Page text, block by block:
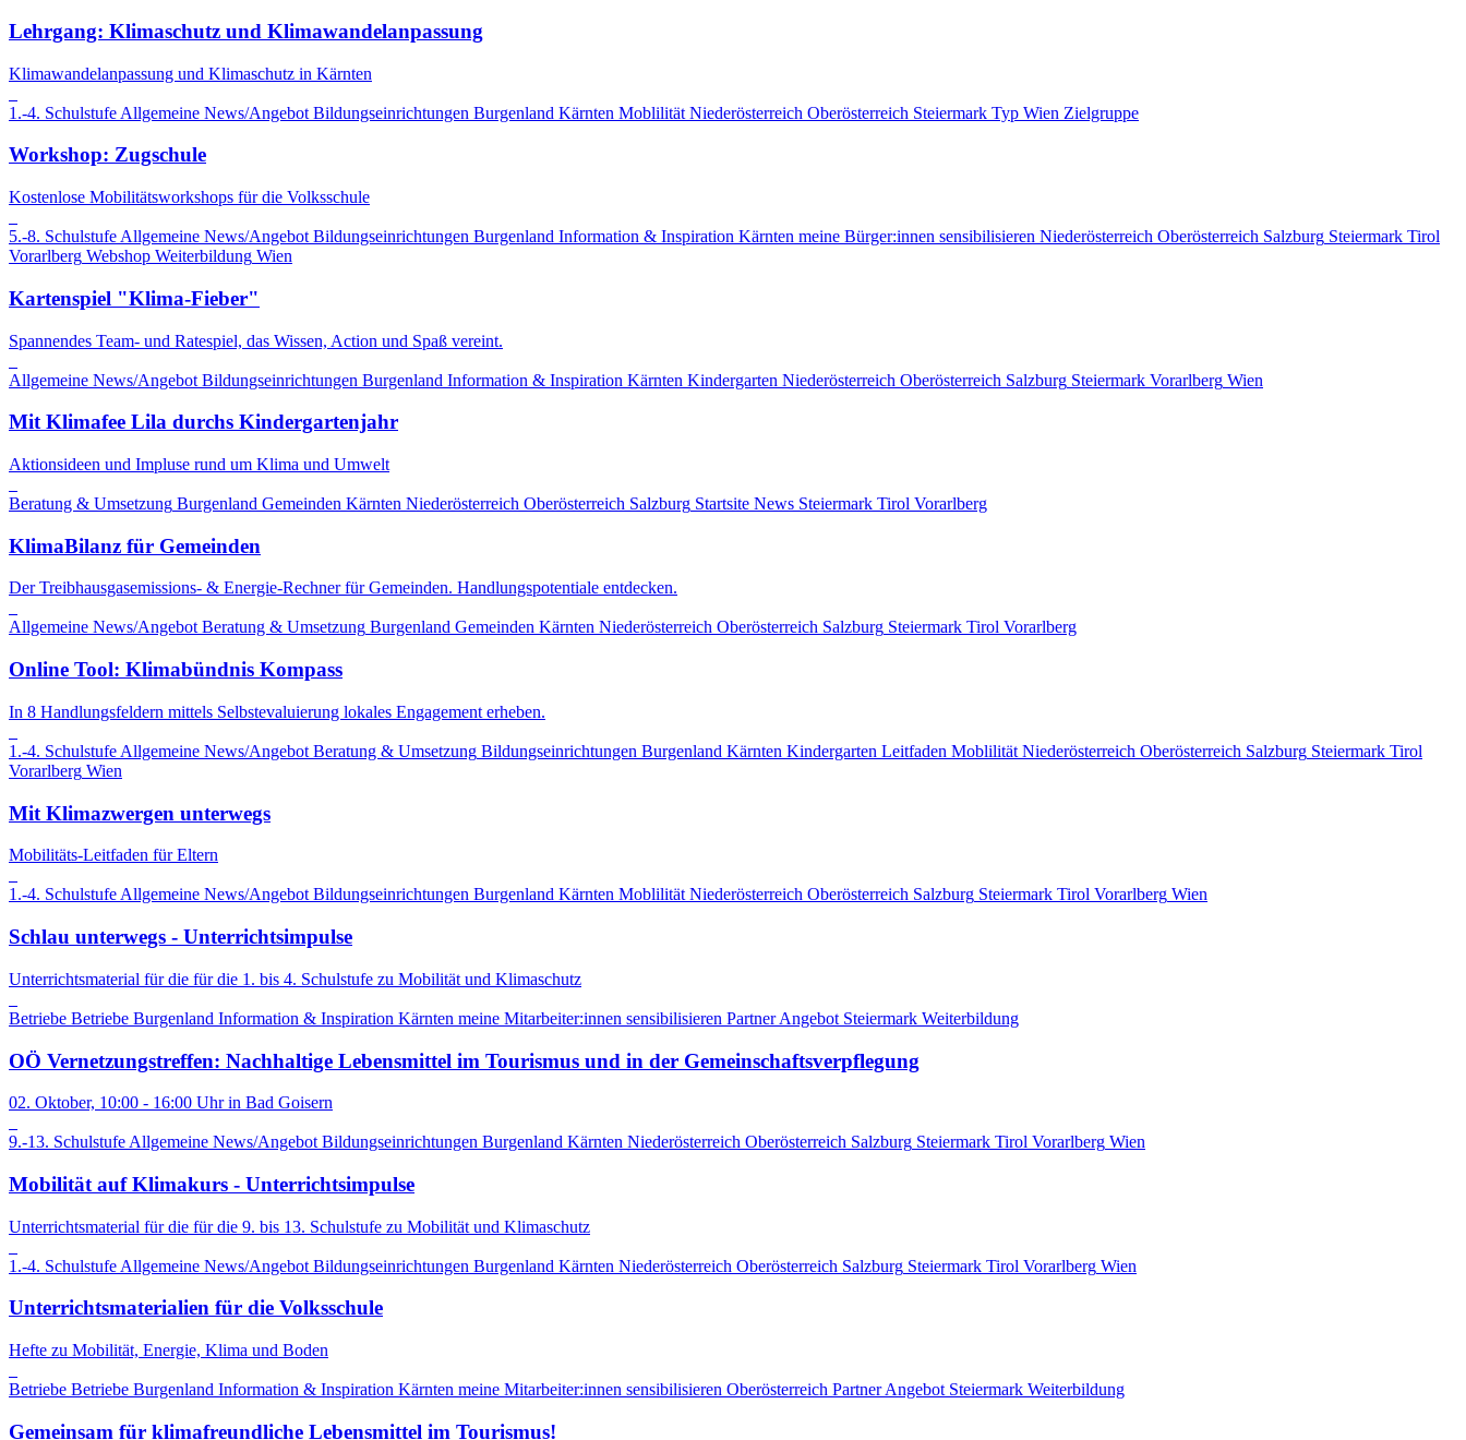
Lehrgang: Klimaschutz und Klimawandelanpassung
Klimawandelanpassung und Klimaschutz in Kärnten
1.-4. Schulstufe Allgemeine News/Angebot Bildungseinrichtungen Burgenland Kärnten Moblilität Niederösterreich Oberösterreich Steiermark Typ Wien Zielgruppe
Workshop: Zugschule
Kostenlose Mobilitätsworkshops für die Volksschule
5.-8. Schulstufe Allgemeine News/Angebot Bildungseinrichtungen Burgenland Information & Inspiration Kärnten meine Bürger:innen sensibilisieren Niederösterreich Oberösterreich Salzburg Steiermark Tirol
Vorarlberg Webshop Weiterbildung Wien
Kartenspiel "Klima-Fieber"
Spannendes Team- und Ratespiel, das Wissen, Action und Spaß vereint.
Allgemeine News/Angebot Bildungseinrichtungen Burgenland Information & Inspiration Kärnten Kindergarten Niederösterreich Oberösterreich Salzburg Steiermark Vorarlberg Wien
Mit Klimafee Lila durchs Kindergartenjahr
Aktionsideen und Impluse rund um Klima und Umwelt
Beratung & Umsetzung Burgenland Gemeinden Kärnten Niederösterreich Oberösterreich Salzburg Startsite News Steiermark Tirol Vorarlberg
KlimaBilanz für Gemeinden
Der Treibhausgasemissions- & Energie-Rechner für Gemeinden. Handlungspotentiale entdecken.
Allgemeine News/Angebot Beratung & Umsetzung Burgenland Gemeinden Kärnten Niederösterreich Oberösterreich Salzburg Steiermark Tirol Vorarlberg
Online Tool: Klimabündnis Kompass
In 8 Handlungsfeldern mittels Selbstevaluierung lokales Engagement erheben.
1.-4. Schulstufe Allgemeine News/Angebot Beratung & Umsetzung Bildungseinrichtungen Burgenland Kärnten Kindergarten Leitfaden Moblilität Niederösterreich Oberösterreich Salzburg Steiermark Tirol
Vorarlberg Wien
Mit Klimazwergen unterwegs
Mobilitäts-Leitfaden für Eltern
1.-4. Schulstufe Allgemeine News/Angebot Bildungseinrichtungen Burgenland Kärnten Moblilität Niederösterreich Oberösterreich Salzburg Steiermark Tirol Vorarlberg Wien
Schlau unterwegs - Unterrichtsimpulse
Unterrichtsmaterial für die für die 1. bis 4. Schulstufe zu Mobilität und Klimaschutz
Betriebe Betriebe Burgenland Information & Inspiration Kärnten meine Mitarbeiter:innen sensibilisieren Partner Angebot Steiermark Weiterbildung
OÖ Vernetzungstreffen: Nachhaltige Lebensmittel im Tourismus und in der Gemeinschaftsverpflegung
02. Oktober, 10:00 - 16:00 Uhr in Bad Goisern
9.-13. Schulstufe Allgemeine News/Angebot Bildungseinrichtungen Burgenland Kärnten Niederösterreich Oberösterreich Salzburg Steiermark Tirol Vorarlberg Wien
Mobilität auf Klimakurs - Unterrichtsimpulse
Unterrichtsmaterial für die für die 9. bis 13. Schulstufe zu Mobilität und Klimaschutz
1.-4. Schulstufe Allgemeine News/Angebot Bildungseinrichtungen Burgenland Kärnten Niederösterreich Oberösterreich Salzburg Steiermark Tirol Vorarlberg Wien
Unterrichtsmaterialien für die Volksschule
Hefte zu Mobilität, Energie, Klima und Boden
Betriebe Betriebe Burgenland Information & Inspiration Kärnten meine Mitarbeiter:innen sensibilisieren Oberösterreich Partner Angebot Steiermark Weiterbildung
Gemeinsam für klimafreundliche Lebensmittel im Tourismus!